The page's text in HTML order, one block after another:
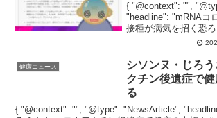
{ "@context": "",
"headline": "mRNAコ
接種が病気を招く恐
"image": [ "" ],
健康ニュース
シソンヌ・じろ
クチン後遺症で
る
{ "@context": "", "@type": "NewsArticle",